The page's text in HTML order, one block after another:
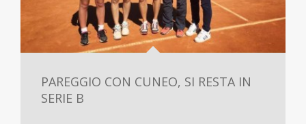
PAREGGIO CON CUNEO, SI RESTA IN
SERIE B